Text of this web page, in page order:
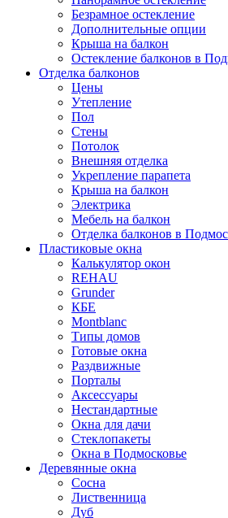
Безрамное остекление
Дополнительные опции
Крыша на балкон
Остекление балконов в
Отделка балконов
Цены
Утепление
Пол
Стены
Потолок
Внешняя отделка
Укрепление парапета
Крыша на балкон
Электрика
Мебель на балкон
Отделка балконов в
Пластиковые окна
Калькулятор окон
REHAU
Grunder
КБЕ
Montblanc
Типы домов
Готовые окна
Раздвижные
Порталы
Аксессуары
Нестандартные
Окна для дачи
Стеклопакеты
Окна в Подмосковье
Деревянные окна
Сосна
Лиственница
Дуб